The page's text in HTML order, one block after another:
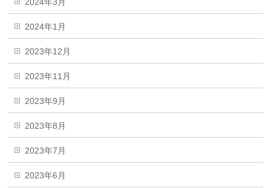
2024年1月
2023年12月
2023年11月
2023年9月
2023年8月
2023年7月
2023年6月